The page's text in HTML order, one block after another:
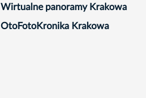
Wirtualne panoramy Krakowa
OtoFotoKronika Krakowa